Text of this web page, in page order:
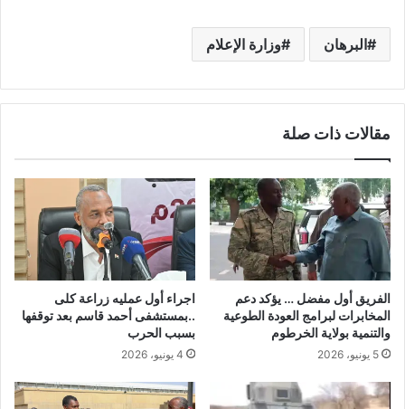
البرهان وزارة الإعلام
مقالات ذات صلة
الفريق أول مفضل … يؤكد دعم
المخابرات لبرامج العودة الطوعية
والتنمية بولاية الخرطوم
5 يونيو، 2026
اجراء أول عمليه زراعة كلى
..بمستشفى أحمد قاسم بعد توقفها
بسبب الحرب
4 يونيو، 2026